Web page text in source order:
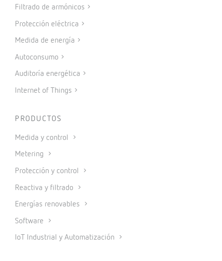
Filtrado de armónicos
Protección eléctrica
Medida de energía
Autoconsumo
Auditoría energética
Internet of Things
PRODUCTOS
Medida y control
Metering
Protección y control
Reactiva y filtrado
Energías renovables
Software
IoT Industrial y Automatización